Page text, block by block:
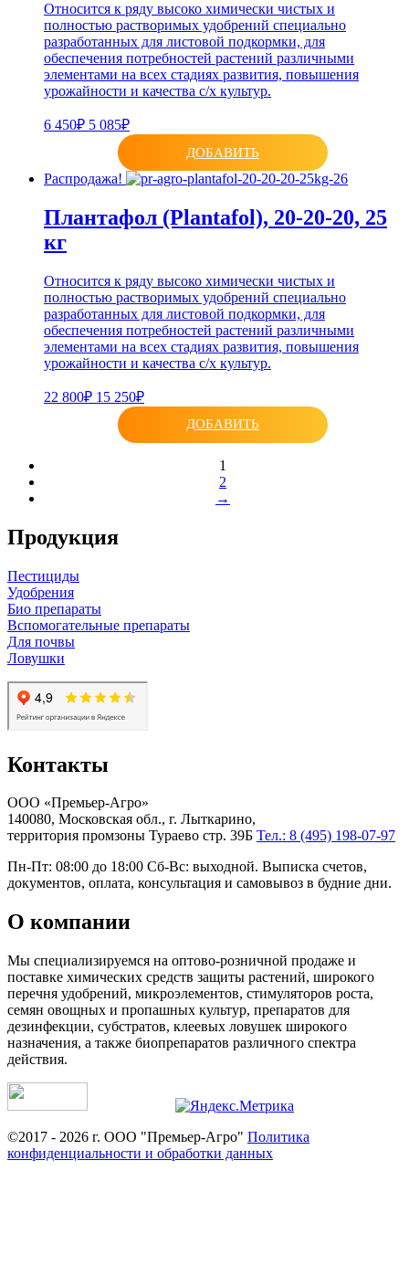
Относится к ряду высоко химически чистых и
полностью растворимых удобрений специально
разработанных для листовой подкормки, для
обеспечения потребностей растений различными
элементами на всех стадиях развития, повышения
урожайности и качества с/х культур.
6 450₽ 5 085₽
ДОБАВИТЬ
Распродажа!
Плантафол (Plantafol), 20-20-20, 25
кг
Относится к ряду высоко химически чистых и
полностью растворимых удобрений специально
разработанных для листовой подкормки, для
обеспечения потребностей растений различными
элементами на всех стадиях развития, повышения
урожайности и качества с/х культур.
22 800₽ 15 250₽
ДОБАВИТЬ
1
2
→
Продукция
Пестициды
Удобрения
Био препараты
Вспомогательные препараты
Для почвы
Ловушки
Контакты
ООО «Премьер-Агро»
140080, Московская обл., г. Лыткарино,
территория промзоны Тураево стр. 39Б Тел.: 8 (495) 198-07-97
Пн-Пт: 08:00 до 18:00 Сб-Вс: выходной. Выписка счетов,
документов, оплата, консультация и самовывоз в будние дни.
О компании
Мы специализируемся на оптово-розничной продаже и
поставке химических средств защиты растений, широкого
перечня удобрений, микроэлементов, стимуляторов роста,
семян овощных и пропашных культур, препаратов для
дезинфекции, субстратов, клеевых ловушек широкого
назначения, а также биопрепаратов различного спектра
действия.
©2017 - 2026 г. ООО "Премьер-Агро" Политика
конфиденциальности и обработки данных